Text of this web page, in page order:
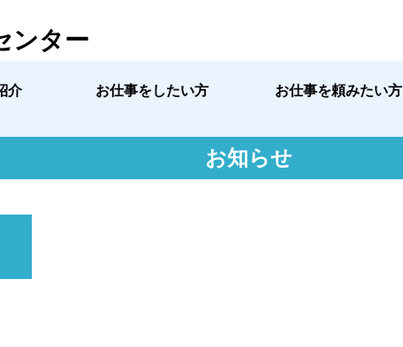
ンター
介 お仕事をしたい方 お仕事を頼みたい方
お知らせ